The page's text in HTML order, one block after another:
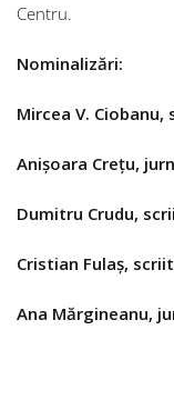
Centru.
Nominalizări:
Mircea V.
Anișoara Crețu,
Dumitru Crudu,
Cristian Fulaș,
Ana Mărgineanu,